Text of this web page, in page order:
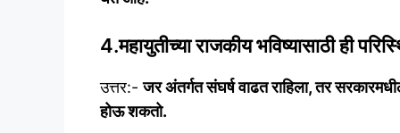
4.महायुतीच्या राजकीय भविष्यासाठी ही
उत्तर:-जर अंतर्गत संघर्ष वाढत राहिला, तर
होऊ शकतो.